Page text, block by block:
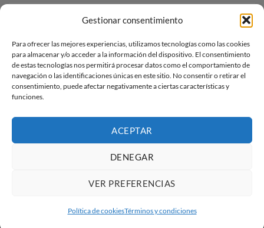
Gestionar consentimiento
Para ofrecer las mejores experiencias, utilizamos tecnologías como las cookies
para almacenar y/o acceder a la información del dispositivo. El consentimiento
de estas tecnologías nos permitirá procesar datos como el comportamiento de
navegación o las identificaciones únicas en este sitio. No consentir o retirar el
consentimiento, puede afectar negativamente a ciertas características y
funciones.
ACEPTAR
DENEGAR
VER PREFERENCIAS
Política de cookiesTérminos y condiciones
INFORMACIÓN LEGAL
Aviso Legal
Copyright 2026 ©Automatismos Para Puertas